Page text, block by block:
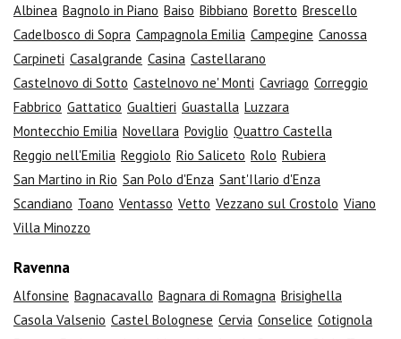
Albinea Bagnolo in Piano Baiso Bibbiano Boretto Brescello
Cadelbosco di Sopra Campagnola Emilia Campegine Canossa
Carpineti Casalgrande Casina Castellarano
Castelnovo di Sotto Castelnovo ne' Monti Cavriago Correggio
Fabbrico Gattatico Gualtieri Guastalla Luzzara
Montecchio Emilia Novellara Poviglio Quattro Castella
Reggio nell'Emilia Reggiolo Rio Saliceto Rolo Rubiera
San Martino in Rio San Polo d'Enza Sant'Ilario d'Enza
Scandiano Toano Ventasso Vetto Vezzano sul Crostolo Viano
Villa Minozzo
Ravenna
Alfonsine Bagnacavallo Bagnara di Romagna Brisighella
Casola Valsenio Castel Bolognese Cervia Conselice Cotignola